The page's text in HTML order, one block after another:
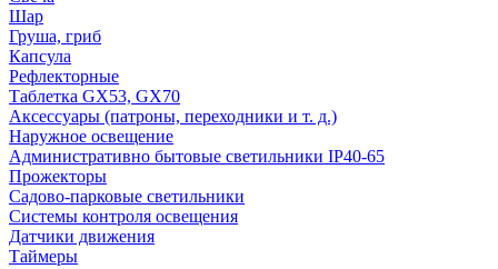
Шар
Груша, гриб
Капсула
Рефлекторные
Таблетка GX53, GX70
Аксессуары (патроны, переходники и т. д.)
Наружное освещение
Административно бытовые светильники IP40-65
Прожекторы
Садово-парковые светильники
Системы контроля освещения
Датчики движения
Таймеры